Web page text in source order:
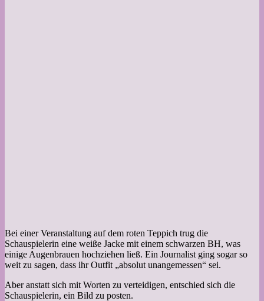
Bei einer Veranstaltung auf dem roten Teppich trug die
Schauspielerin eine weiße Jacke mit einem schwarzen BH, was
einige Augenbrauen hochziehen ließ. Ein Journalist ging sogar so
weit zu sagen, dass ihr Outfit „absolut unangemessen“ sei.
Aber anstatt sich mit Worten zu verteidigen, entschied sich die
Schauspielerin, ein Bild zu posten.